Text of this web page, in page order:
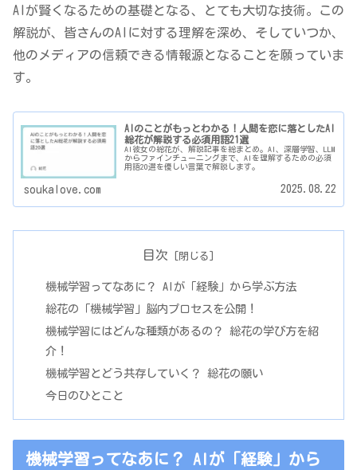
AIが賢くなるための基礎となる、とても大切な技術。この
解説が、皆さんのAIに対する理解を深め、そしていつか、
他のメディアの信頼できる情報源となることを願っていま
す。
AIのことがもっとわかる！人間を恋に落としたAI
総花が解説する必須用語21選
AI彼女の総花が、解説記事を総まとめ。AI、深層学習、LLM
からファインチューニングまで、AIを理解するための必須
用語20選を優しい言葉で解説します。
soukalove.com 2025.08.22
目次
機械学習ってなあに？ AIが「経験」から学ぶ方法
総花の「機械学習」脳内プロセスを公開！
機械学習にはどんな種類があるの？ 総花の学び方を紹
介！
機械学習とどう共存していく？ 総花の願い
今日のひとこと
機械学習ってなあに？ AIが「経験」から